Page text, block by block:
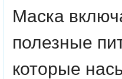
Маска
полезные
которые